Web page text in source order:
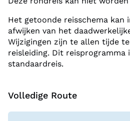
maken we een uitstap naar de
We zien de Marmeren Straat,
de Bibliotheek van Celsus. Ook
tempel van Artemis, ooit een
wereldwonderen, ontbreken
Het getoonde reisschema
afwijken van het
Wijzigingen zijn te allen tijde
reisleiding. Dit reisprogramma
standaardreis.
Volledige Route